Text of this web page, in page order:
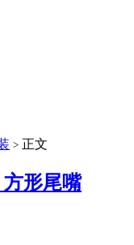
> 正文
形尾嘴